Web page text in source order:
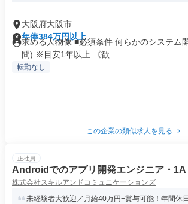
大阪府大阪市
年俸384万円以上
求める人物像 ■必須条件 何らかのシステム
問) ※目安1年以上 《歓...
転勤なし
この企業の類似求人を見る
正社員
Androidでのアプリ開発エンジニア・1A
株式会社スキルアンドコミュニケーションズ
未経験者大歓迎／月給40万円+賞与可能！年間休